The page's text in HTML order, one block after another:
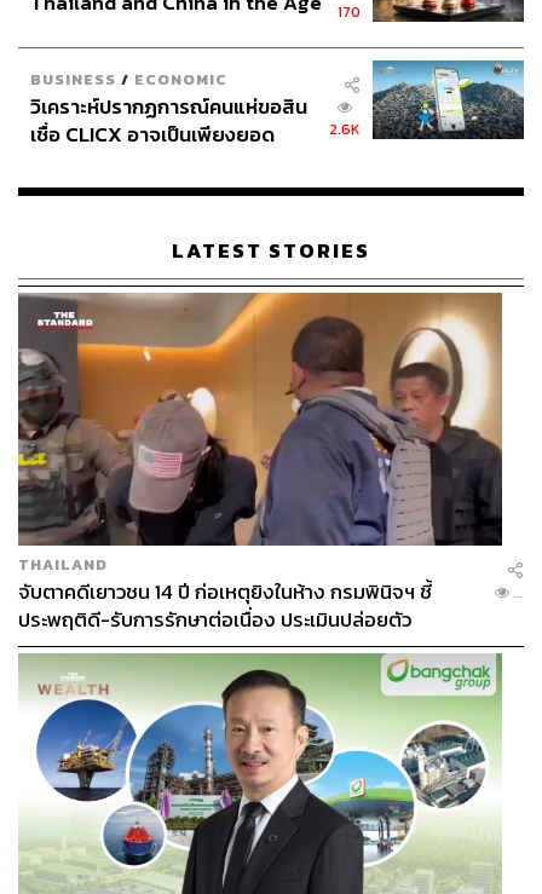
170
BUSINESS / ECONOMIC
วิเคราะห์ปรากฏการณ์คนแห่ขอสิน
เชื่อ CLICX อาจเป็นเพียงยอด
เรือนไทยที่ถูกซุกไว้
2.6K
LATEST STORIES
THAILAND
จับตาคดีเยาวชน 14 ปี ก่อเหตุยิงในห้าง กรมพินิจฯ ชี้
ประพฤติดี-รับการรักษาต่อเนื่อง ประเมินปล่อยตัว
...